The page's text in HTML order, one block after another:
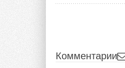
Комментарии